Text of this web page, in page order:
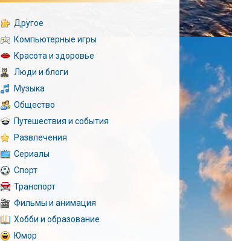
Другое
Компьютерные игры
Красота и здоровье
Люди и блоги
Музыка
Общество
Путешествия и события
Развлечения
Сериалы
Спорт
Транспорт
Фильмы и анимация
Хобби и образование
Юмор